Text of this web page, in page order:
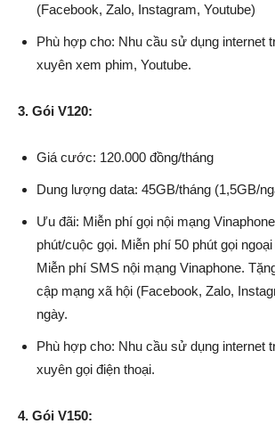
(Facebook, Zalo, Instagram, Youtube)
Phù hợp cho: Nhu cầu sử dụng internet
xuyên xem phim, Youtube.
3. Gói V120:
Giá cước: 120.000 đồng/tháng
Dung lượng data: 45GB/tháng (1,5GB/
Ưu đãi: Miễn phí gọi nội mạng
phút/cuộc gọi. Miễn phí 50 phút gọi
Miễn phí SMS nội mạng Vinaphone.
cập mạng xã hội (Facebook, Zalo,
ngày.
Phù hợp cho: Nhu cầu sử dụng internet
xuyên gọi điện thoại.
4. Gói V150: